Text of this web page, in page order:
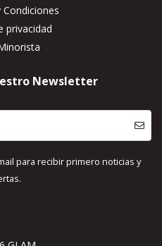
privacidad
Newsletter
para recibir primero noticias y